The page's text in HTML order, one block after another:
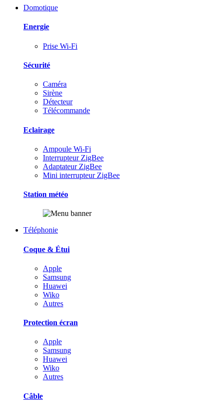
Domotique
Energie
Prise Wi-Fi
Sécurité
Caméra
Sirène
Détecteur
Télécommande
Eclairage
Ampoule Wi-Fi
Interrupteur ZigBee
Adaptateur ZigBee
Mini interrupteur ZigBee
Station météo
Téléphonie
Coque & Étui
Apple
Samsung
Huawei
Wiko
Autres
Protection écran
Apple
Samsung
Huawei
Wiko
Autres
Câble